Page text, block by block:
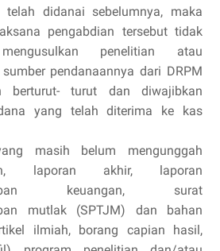
telah didanai sebelumnya, maka
pengabdian tersebut tidak
penelitian atau
pendanaannya dari DRPM
berturut- turut dan diwajibkan
yang telah diterima ke kas
masih belum mengunggah
laporan akhir, laporan
keuangan, surat
mutlak (SPTJM) dan bahan
ilmiah, borang capian hasil,